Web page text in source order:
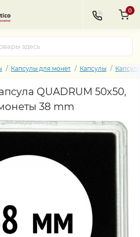
0
Капсулы для монет Капсулы
QUADRUM 50х50,
38 mm